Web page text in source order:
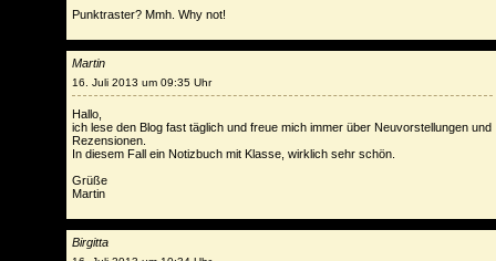
Punktraster? Mmh. Why not!
Martin
16. Juli 2013 um 09:35 Uhr
Hallo,
ich lese den Blog fast täglich und freue mich immer über Neuvorstellungen und
Rezensionen.
In diesem Fall ein Notizbuch mit Klasse, wirklich sehr schön.
Grüße
Martin
Birgitta